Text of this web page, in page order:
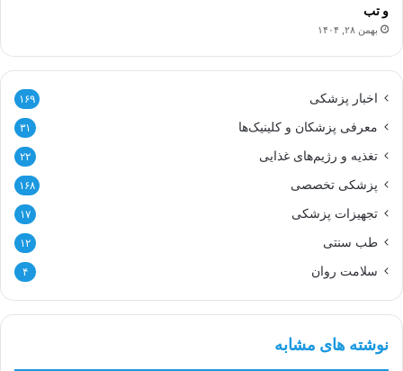
و تب
بهمن ۲۸, ۱۴۰۴
اخبار پزشکی ۱۶۹
معرفی پزشکان و کلینیک‌ها ۳۱
تغذیه و رژیم‌های غذایی ۲۲
پزشکی تخصصی ۱۶۸
تجهیزات پزشکی ۱۷
طب سنتی ۱۲
سلامت روان ۴
نوشته های مشابه